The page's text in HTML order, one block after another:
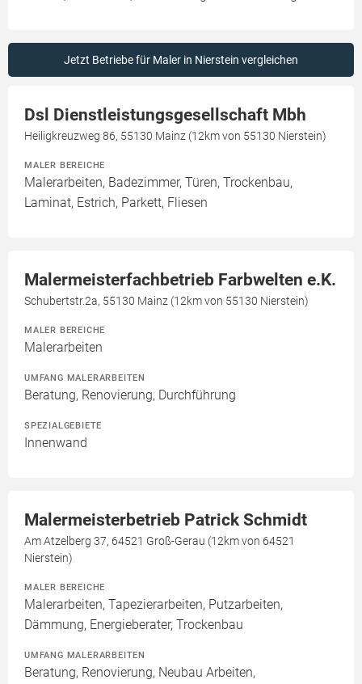
Jetzt Betriebe für Maler in Nierstein vergleichen
Dsl Dienstleistungsgesellschaft Mbh
Heiligkreuzweg 86, 55130 Mainz (12km von 55130 Nierstein)
MALER BEREICHE
Malerarbeiten, Badezimmer, Türen, Trockenbau,
Laminat, Estrich, Parkett, Fliesen
Malermeisterfachbetrieb Farbwelten e.K.
Schubertstr.2a, 55130 Mainz (12km von 55130 Nierstein)
MALER BEREICHE
Malerarbeiten
UMFANG MALERARBEITEN
Beratung, Renovierung, Durchführung
SPEZIALGEBIETE
Innenwand
Malermeisterbetrieb Patrick Schmidt
Am Atzelberg 37, 64521 Groß-Gerau (12km von 64521
Nierstein)
MALER BEREICHE
Malerarbeiten, Tapezierarbeiten, Putzarbeiten,
Dämmung, Energieberater, Trockenbau
UMFANG MALERARBEITEN
Beratung, Renovierung, Neubau Arbeiten,